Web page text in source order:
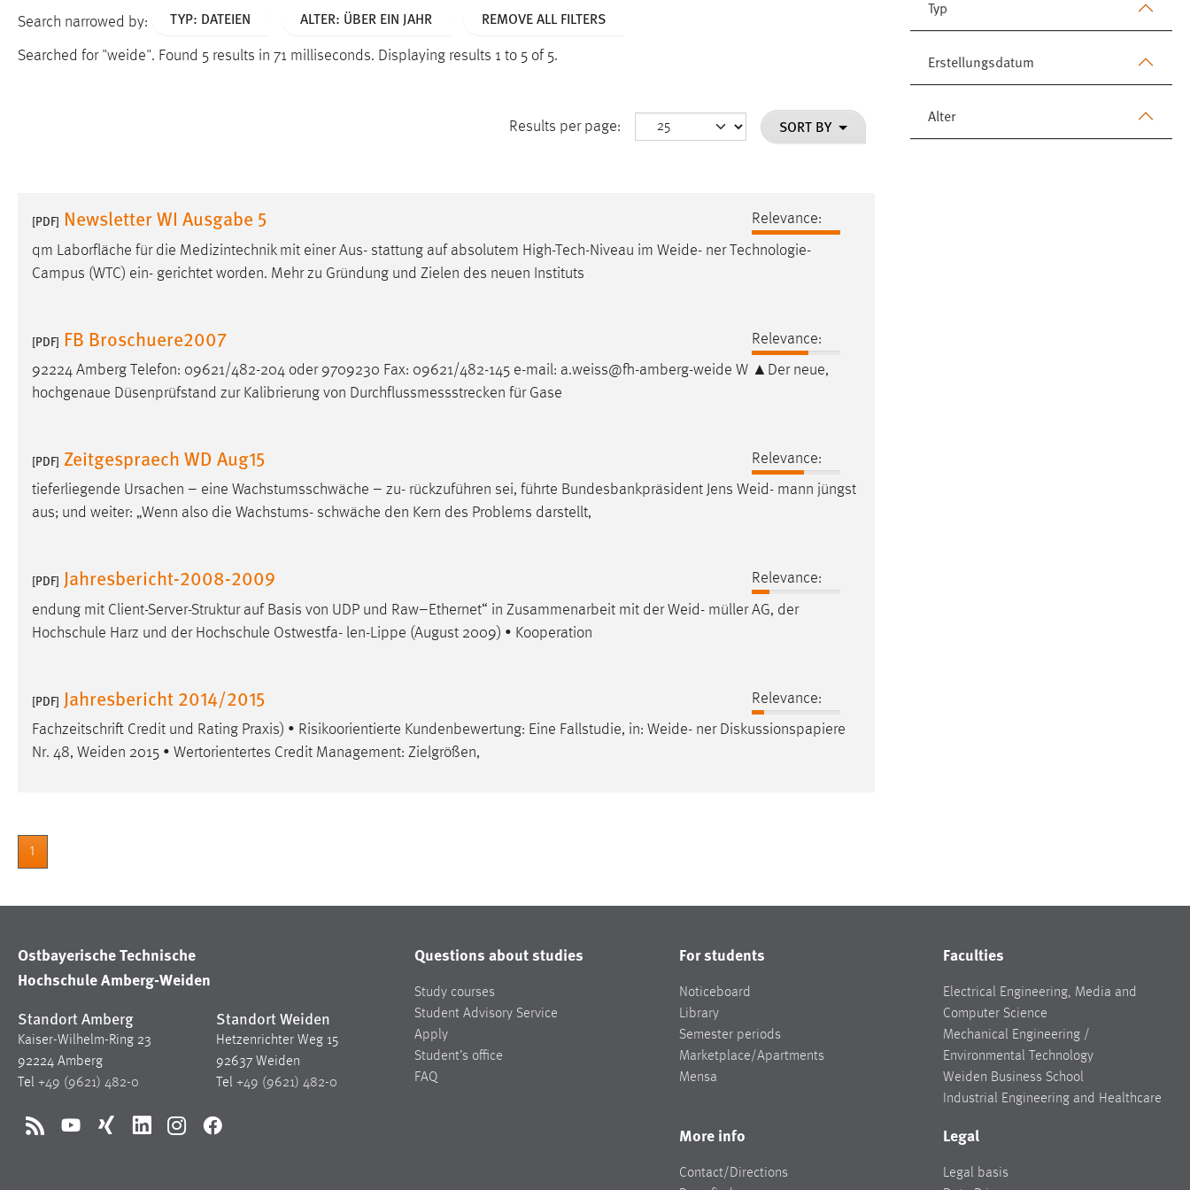
Typ
Erstellungsdatum
Alter
Search narrowed by: TYP: DATEIEN ALTER: ÜBER EIN JAHR REMOVE ALL FILTERS
Searched for "weide". Found 5 results in 71 milliseconds. Displaying results 1 to 5 of 5.
Results per page: SORT BY
[PDF] Newsletter WI Ausgabe 5
Relevance:
qm Laborfläche für die Medizintechnik mit einer Aus- stattung auf absolutem High-Tech-Niveau im Weide- ner Technologie-
Campus (WTC) ein- gerichtet worden. Mehr zu Gründung und Zielen des neuen Instituts
[PDF] FB Broschuere2007
Relevance:
92224 Amberg Telefon: 09621/482-204 oder 9709230 Fax: 09621/482-145 e-mail: a.weiss@fh-amberg-weide W ▲Der neue,
hochgenaue Düsenprüfstand zur Kalibrierung von Durchflussmessstrecken für Gase
[PDF] Zeitgespraech WD Aug15
Relevance:
tieferliegende Ursachen – eine Wachstumsschwäche – zu- rückzuführen sei, führte Bundesbankpräsident Jens Weid- mann jüngst
aus; und weiter: „Wenn also die Wachstums- schwäche den Kern des Problems darstellt,
[PDF] Jahresbericht-2008-2009
Relevance:
endung mit Client-Server-Struktur auf Basis von UDP und Raw–Ethernet“ in Zusammenarbeit mit derWeid- müller AG, der
Hochschule Harz und der Hochschule Ostwestfa- len-Lippe (August 2009) • Kooperation
[PDF] Jahresbericht 2014/2015
Relevance:
Fachzeitschrift Credit und Rating Praxis) • Risikoorientierte Kundenbewertung: Eine Fallstudie, in: Weide- ner Diskussionspapiere
Nr. 48, Weiden 2015 • Wertorientertes Credit Management: Zielgrößen,
1
Ostbayerische Technische
Hochschule Amberg-Weiden
Standort Amberg
Kaiser-Wilhelm-Ring 23
92224 Amberg
Tel +49 (9621) 482-0
Standort Weiden
Hetzenrichter Weg 15
92637 Weiden
Tel +49 (9621) 482-0
RSS YouTubeXing LinkedInInstagramFacebook
Questions about studies
Study courses
Student Advisory Service
Apply
Student’s office
FAQ
For students
Noticeboard
Library
Semester periods
Marketplace/Apartments
Mensa
Faculties
Electrical Engineering, Media and
Computer Science
Mechanical Engineering /
Environmental Technology
Weiden Business School
Industrial Engineering and Healthcare
More info
Contact/Directions
Legal
Legal basis